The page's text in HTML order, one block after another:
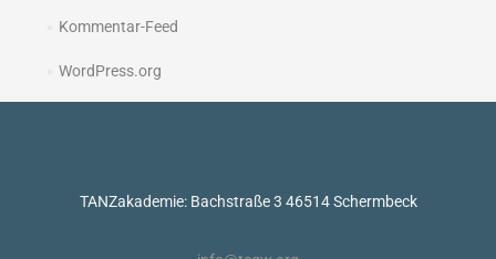
Kommentar-Feed
WordPress.org
TANZakademie: Bachstraße 3 46514 Schermbeck